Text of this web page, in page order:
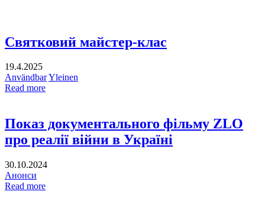
Святковий майстер-клас
19.4.2025
AnvändbarYleinen
Read more
Показ документального фільму ZLO
про реалії війни в Україні
30.10.2024
Анонси
Read more